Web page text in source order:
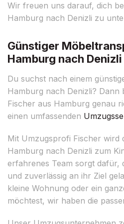
Wir freuen uns darauf, dich
Hamburg nach Denizli zu
Günstiger
Hamburg nach Denizli
Du suchst nach einem
Hamburg nach Denizli? Dann
Fischer aus Hamburg genau
einen umfassenden
Mit Umzugsprofi Fischer wird
Hamburg nach Denizli zum
erfahrenes Team sorgt dafür,
und zuverlässig an ihr Ziel
kleine Wohnung oder ein
möchtest, wir haben die